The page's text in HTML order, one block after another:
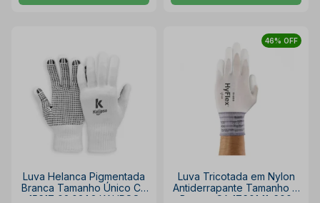
Luva Helanca Pigmentada
Branca Tamanho Único CA
15617 02.03.1.2 KALIPSO
46% OFF
Luva Tricotada em Nylon
Antiderrapante Tamanho G
Branca CA 17601 11-600